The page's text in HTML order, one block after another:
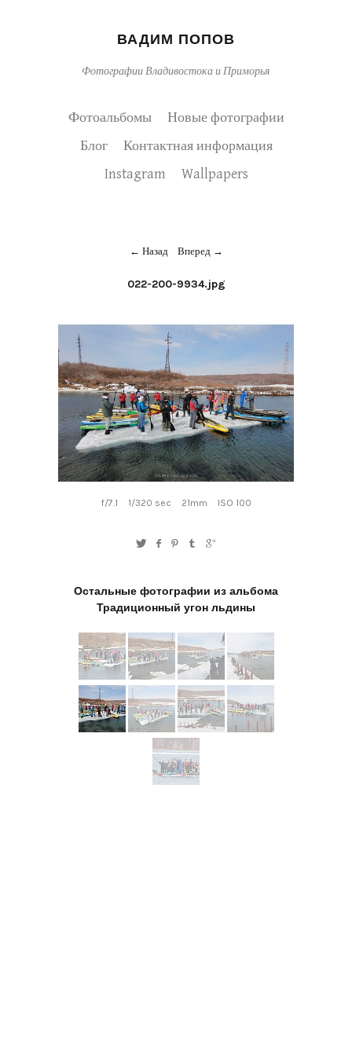
ВАДИМ ПОПОВ
Фотографии Владивостока и Приморья
Фотоальбомы
Новые фотографии
Блог
Контактная информация
Instagram
Wallpapers
Назад Вперед
022-200-9934.jpg
f/7.1 1/320 sec 21mm ISO 100
Остальные фотографии из альбома
Традиционный угон льдины